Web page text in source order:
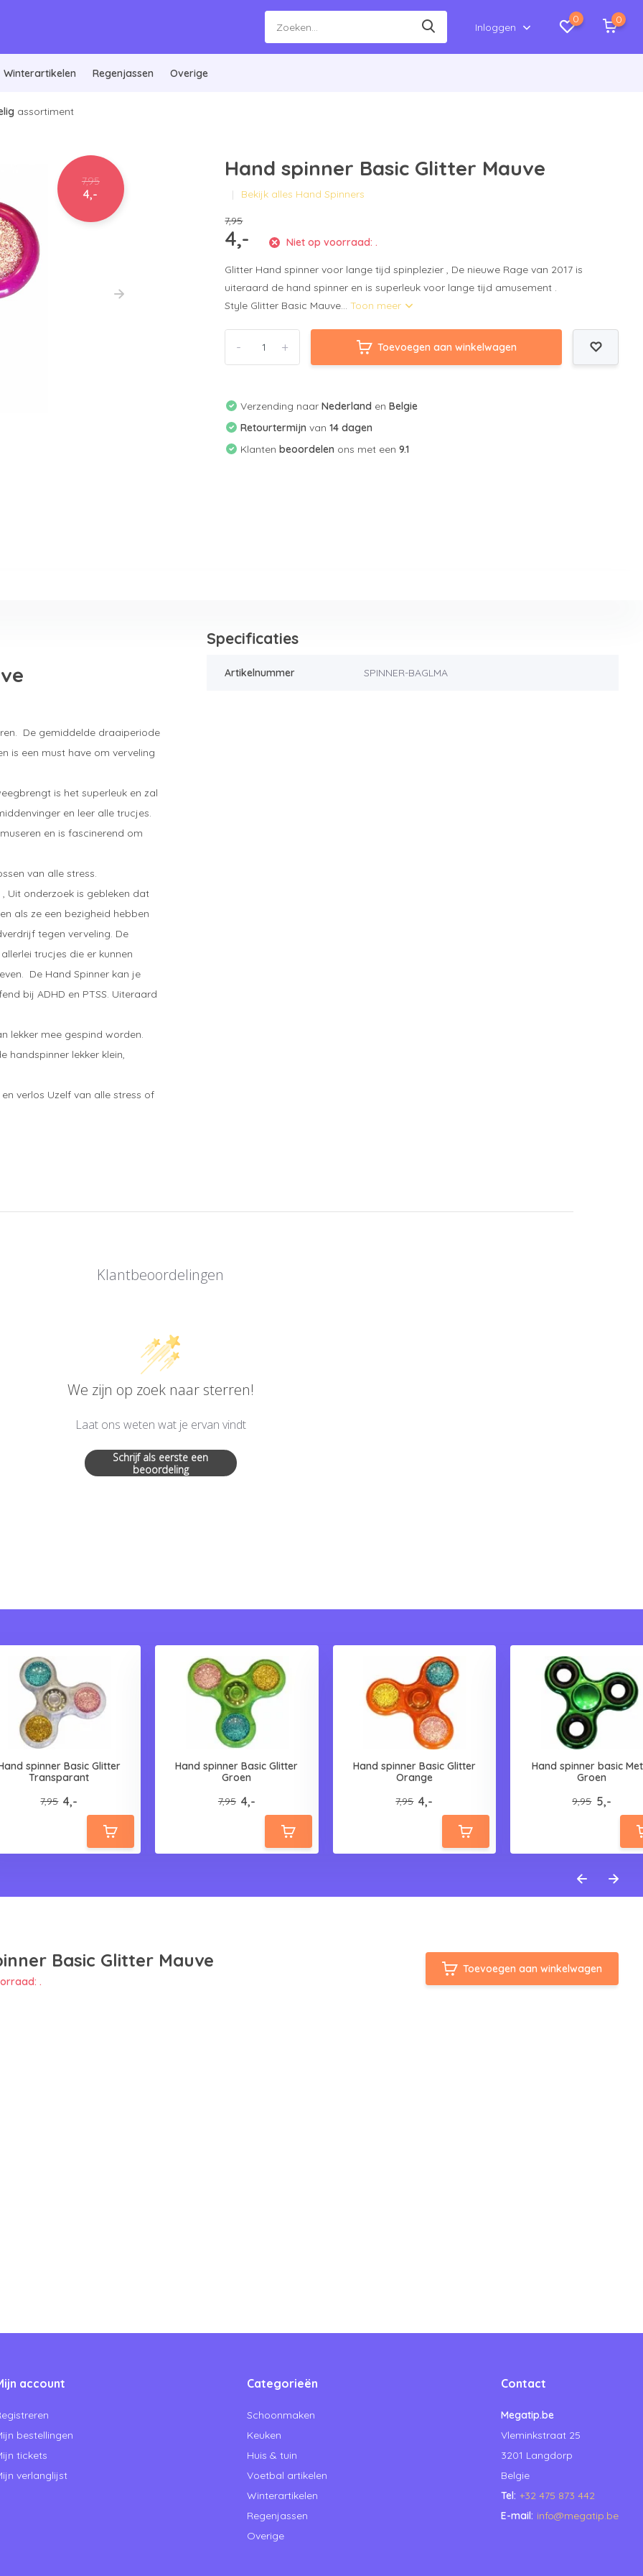
Inloggen
0 0
Winterartikelen Regenjassen Overige
assortiment
7,95
4,-
Hand spinner Basic Glitter Mauve
Bekijk alles Hand Spinners
7,95
4,- Niet op voorraad: .
Glitter Hand spinner voor lange tijd spinplezier , De nieuwe Rage van 2017 is
uiteraard de hand spinner en is superleuk voor lange tijd amusement .
Style Glitter Basic Mauve...Toon meer
+
- Toevoegen aan winkelwagen
Verzending naarNederland enBelgie
Retourtermijn van14 dagen
Klantenbeoordelen ons met een9.1
De gemiddelde draaiperiode
is een must have om verveling
is het superleuk en zal
en leer alle trucjes.
en is fascinerend om
van alle stress.
Uit onderzoek is gebleken dat
als ze een bezigheid hebben
tegen verveling. De
trucjes die er kunnen
De Hand Spinner kan je
bij ADHD en PTSS. Uiteraard
lekker mee gespind worden.
handspinner lekker klein,
verlos Uzelf van alle stress of
Specificaties
Artikelnummer SPINNER-BAGLMA
Klantbeoordelingen
We zijn op zoek naar sterren!
Laat ons weten wat je ervan vindt
Schrijf als eerste een
beoordeling
spinner Basic Glitter
Transparant
7,95 4,-
Hand spinner Basic Glitter
Groen
7,95 4,-
Hand spinner Basic Glitter
Orange
7,95 4,-
Hand spinner basic
Groen
9,95 5,-
Basic Glitter Mauve
.
Toevoegen aan winkelwagen
account
bestellingen
tickets
verlanglijst
Categorieën
Schoonmaken
Keuken
Huis & tuin
Voetbal artikelen
Winterartikelen
Regenjassen
Overige
Contact
Megatip.be
Vleminkstraat 25
3201 Langdorp
Belgie
Tel: +32 475 873 442
E-mail: info@megatip.be